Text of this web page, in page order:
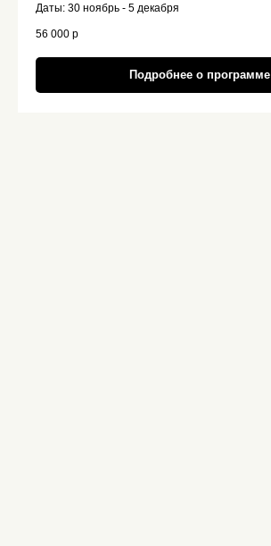
Даты: 30 ноябрь - 5 декабря
56 000 р
Подробнее о программе